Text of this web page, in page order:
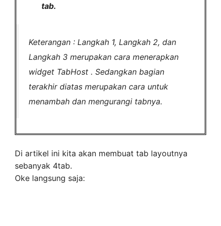
tab.
Keterangan : Langkah 1, Langkah 2, dan
Langkah 3 merupakan cara menerapkan
widget TabHost . Sedangkan bagian
terakhir diatas merupakan cara untuk
menambah dan mengurangi tabnya.
Di artikel ini kita akan membuat tab layoutnya
sebanyak 4tab.
Oke langsung saja: